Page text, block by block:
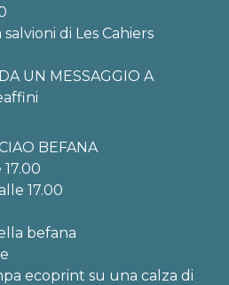
di Les Cahiers
UN MESSAGGIO A
BEFANA
17.00
befana
ecoprint su una calza di